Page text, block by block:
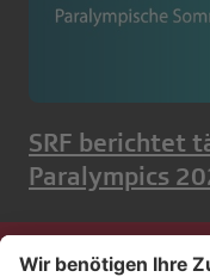
SRF berichtet
Paralympics